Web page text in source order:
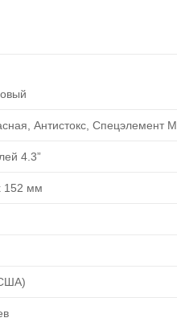
Антистокс, Спецэлемент М
4.3”
152 мм